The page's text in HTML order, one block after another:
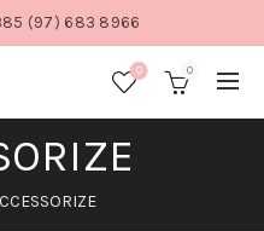
(97) 683 8966
0 0